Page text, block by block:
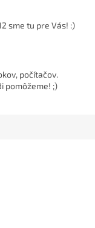
sme tu pre Vás! :)
počítačov.
pomôžeme! ;)